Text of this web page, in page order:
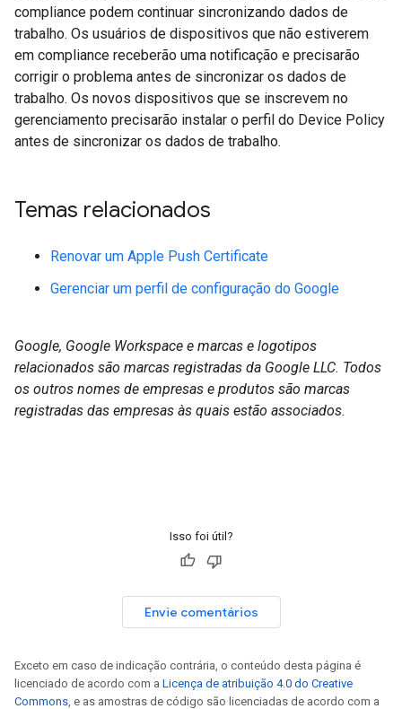
compliance podem continuar sincronizando dados de
trabalho. Os usuários de dispositivos que não estiverem
em compliance receberão uma notificação e precisarão
corrigir o problema antes de sincronizar os dados de
trabalho. Os novos dispositivos que se inscrevem no
gerenciamento precisarão instalar o perfil do Device Policy
antes de sincronizar os dados de trabalho.
Temas relacionados
Renovar um Apple Push Certificate
Gerenciar um perfil de configuração do Google
Google, Google Workspace e marcas e logotipos
relacionados são marcas registradas da Google LLC. Todos
os outros nomes de empresas e produtos são marcas
registradas das empresas às quais estão associados.
Isso foi útil?
Envie comentários
Exceto em caso de indicação contrária, o conteúdo desta página é
licenciado de acordo com a Licença de atribuição 4.0 do Creative
Commons , e as amostras de código são licenciadas de acordo com a